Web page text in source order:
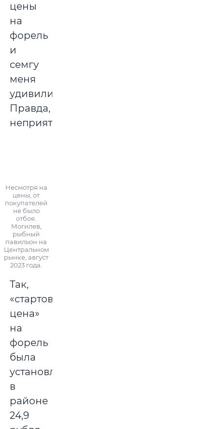
цены
на
форель
и
семгу
меня
удивили.
Правда,
неприятно.
Несмотря на
цены, от
покупателей
не было
отбоя.
Могилев,
рыбный
павильон на
Центральном
рынке, август
2023 года.
Так,
«стартовая
цена»
на
форель
была
установлена
в
районе
24,9